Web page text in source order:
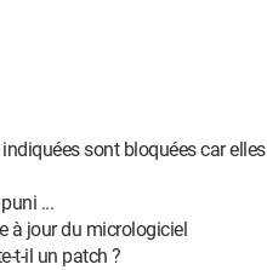
sont bloquées car elles
...
à jour du micrologiciel
t-il un patch ?